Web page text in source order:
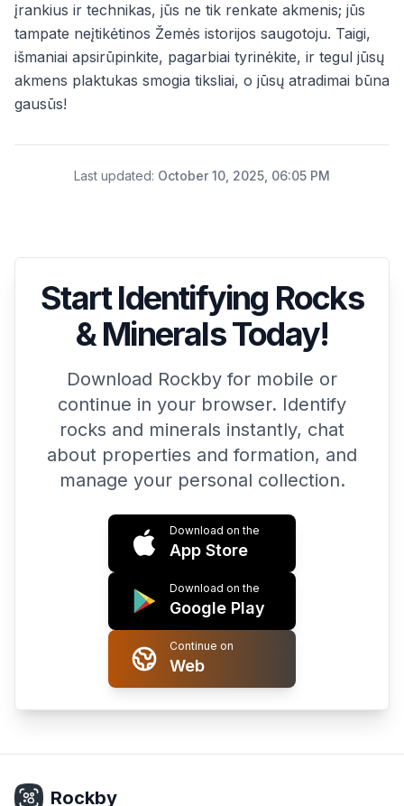
įrankius ir technikas, jūs ne tik renkate akmenis; jūs
tampate neįtikėtinos Žemės istorijos saugotoju. Taigi,
išmaniai apsirūpinkite, pagarbiai tyrinėkite, ir tegul jūsų
akmens plaktukas smogia tiksliai, o jūsų atradimai būna
gausūs!
Last updated: October 10, 2025, 06:05 PM
Start Identifying Rocks
& Minerals Today!
Download Rockby for mobile or
continue in your browser. Identify
rocks and minerals instantly, chat
about properties and formation, and
manage your personal collection.
Download on the
App Store
Download on the
Google Play
Continue on
Web
Rockby